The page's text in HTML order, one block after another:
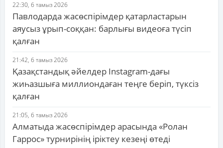
22:30, 6 тамыз 2026
Павлодарда жасөспірімдер қатарластарын
аяусыз ұрып-соққан: барлығы видеоға түсіп
қалған
21:42, 6 тамыз 2026
Қазақстандық әйелдер Instagram-дағы
жиһазшыға миллиондаған теңге беріп, түксіз
қалған
21:05, 6 тамыз 2026
Алматыда жасөспірімдер арасында «Ролан
Гаррос» турнирінің іріктеу кезеңі өтеді